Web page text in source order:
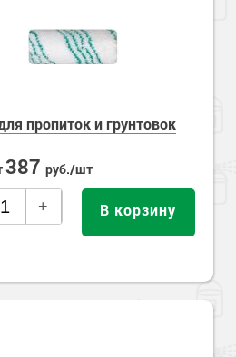
пропиток и грунтовок
387 руб./шт
+ В корзину